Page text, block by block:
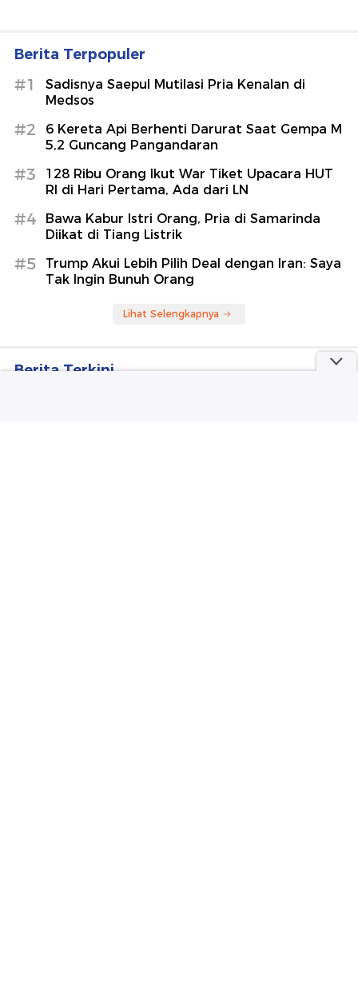
Berita Terpopuler
#1
Sadisnya Saepul Mutilasi Pria Kenalan di
Medsos
#2
6 Kereta Api Berhenti Darurat Saat Gempa M
5,2 Guncang Pangandaran
#3
128 Ribu Orang Ikut War Tiket Upacara HUT
RI di Hari Pertama, Ada dari LN
#4
Bawa Kabur Istri Orang, Pria di Samarinda
Diikat di Tiang Listrik
#5
Trump Akui Lebih Pilih Deal dengan Iran: Saya
Tak Ingin Bunuh Orang
Lihat Selengkapnya
Berita Terkini